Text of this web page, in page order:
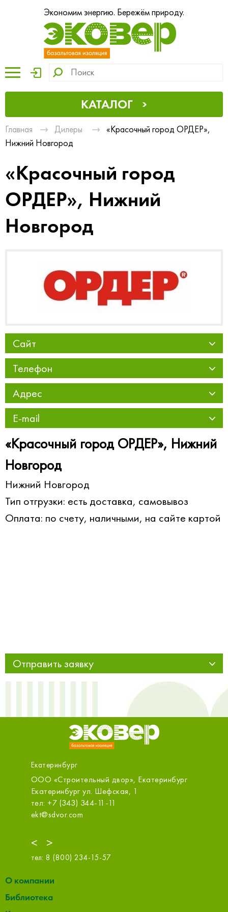
Экономим энергию. Бережём природу.
КАТАЛОГ
Главная Дилеры
«Красочный город ОРДЕР»,
Нижний Новгород
«Красочный город
ОРДЕР», Нижний
Новгород
Сайт
Телефон
Адрес
E-mail
«Красочный город ОРДЕР», Нижний
Новгород
Нижний Новгород
Тип отгрузки: есть доставка, самовывоз
Оплата: по счету, наличными, на сайте картой
Отправить заявку
Екатеринбург
<
двор», Екатеринбург
ул. Шефская, 1
344-11-11
ООО «СтройПлатформа»,
Екатеринбург
>
тел: 8 (800) 234-15-57
О компании
Библиотека